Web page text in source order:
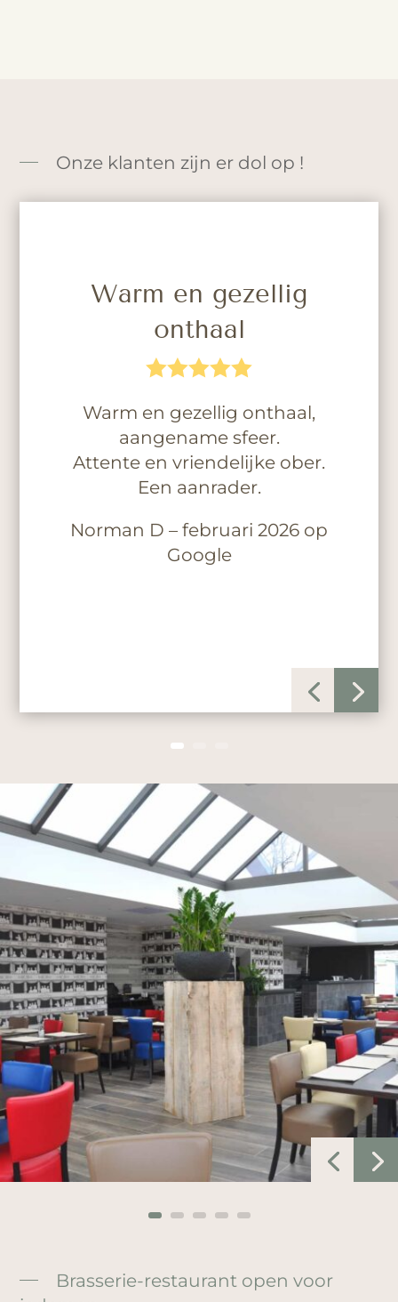
Onze klanten zijn er dol op !
Warm en gezellig
onthaal

Warm en gezellig onthaal,
aangename sfeer.
Attente en vriendelijke ober.
Een aanrader.
Norman D – februari 2026 op
Google
Brasserie-restaurant open voor